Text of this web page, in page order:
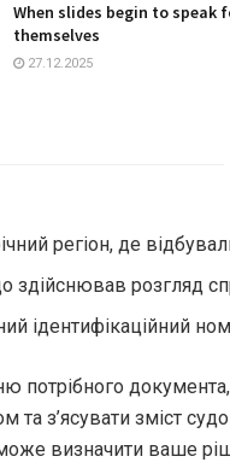
When slides begin to speak
themselves
27.12.2025
регіон, де
здійснював розгляд
ідентифікаційний
потрібного
та з’ясувати зміст
визначити ваше